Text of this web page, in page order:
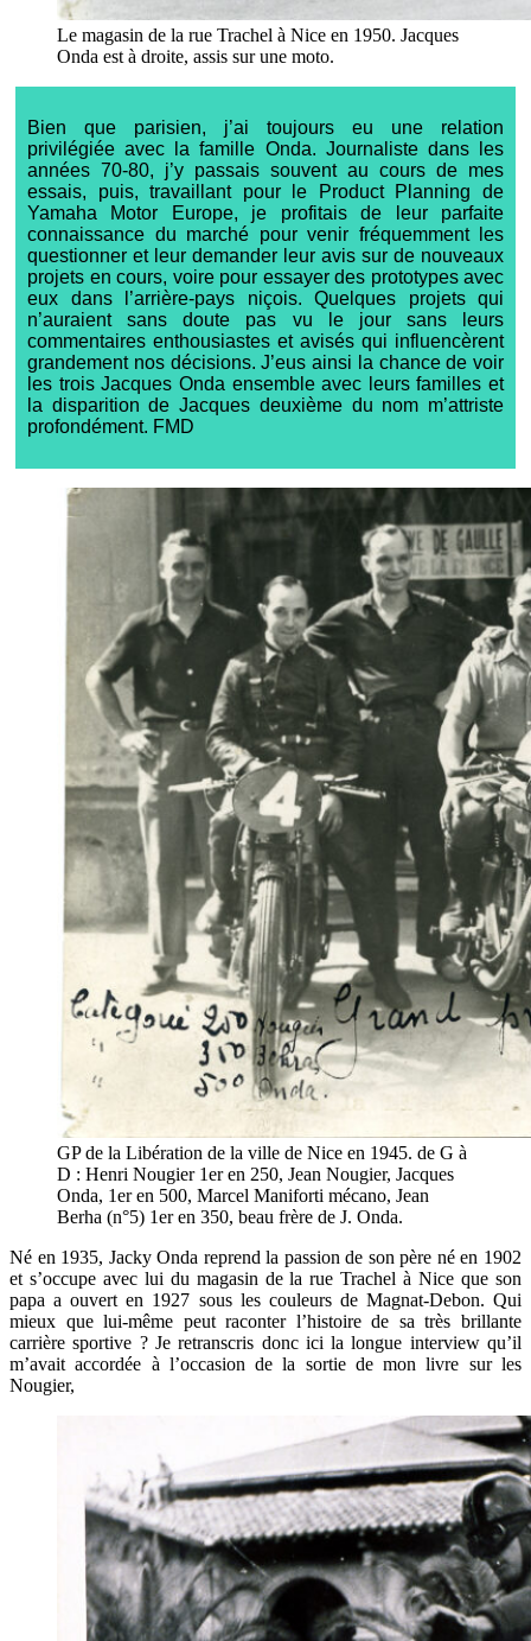
Le magasin de la rue Trachel à Nice en 1950. Jacques
Onda est à droite, assis sur une moto.
Bien que parisien, j’ai toujours eu une relation
privilégiée avec la famille Onda. Journaliste dans les
années 70-80, j’y passais souvent au cours de mes
essais, puis, travaillant pour le Product Planning de
Yamaha Motor Europe, je profitais de leur parfaite
connaissance du marché pour venir fréquemment les
questionner et leur demander leur avis sur de nouveaux
projets en cours, voire pour essayer des prototypes avec
eux dans l’arrière-pays niçois. Quelques projets qui
n’auraient sans doute pas vu le jour sans leurs
commentaires enthousiastes et avisés qui influencèrent
grandement nos décisions. J’eus ainsi la chance de voir
les trois Jacques Onda ensemble avec leurs familles et
la disparition de Jacques deuxième du nom m’attriste
profondément. FMD
GP de la Libération de la ville de Nice en 1945. de G à
D : Henri Nougier 1er en 250, Jean Nougier, Jacques
Onda, 1er en 500, Marcel Maniforti mécano, Jean
Berha (n°5) 1er en 350, beau frère de J. Onda.
Né en 1935, Jacky Onda reprend la passion de son père né en 1902
et s’occupe avec lui du magasin de la rue Trachel à Nice que son
papa a ouvert en 1927 sous les couleurs de Magnat-Debon. Qui
mieux que lui-même peut raconter l’histoire de sa très brillante
carrière sportive ? Je retranscris donc ici la longue interview qu’il
m’avait accordée à l’occasion de la sortie de mon livre sur les
Nougier,